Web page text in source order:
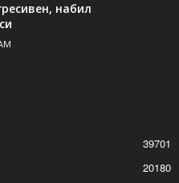
набил
39701
20180